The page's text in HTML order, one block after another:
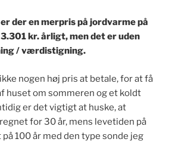
der en merpris på jordvarme på
kr. årligt, men det er uden
/ værdistigning.
nogen høj pris at betale, for at få
huset om sommeren og et koldt
er det vigtigt at huske, at
for 30 år, mens levetiden på
100 år med den type sonde jeg